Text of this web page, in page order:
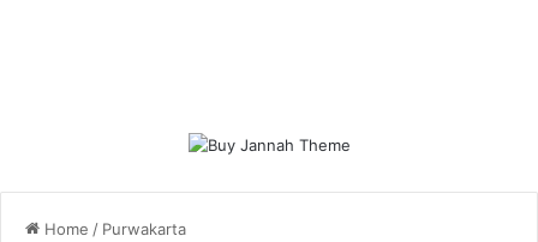
Home / Purwakarta